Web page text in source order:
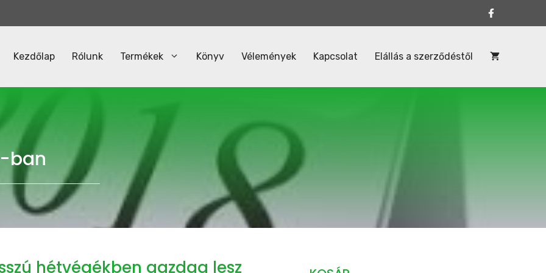
Kezdőlap Rólunk Termékek Könyv Vélemények Kapcsolat Elállás a szerződéstől
ban
hétvégékben gazdag lesz